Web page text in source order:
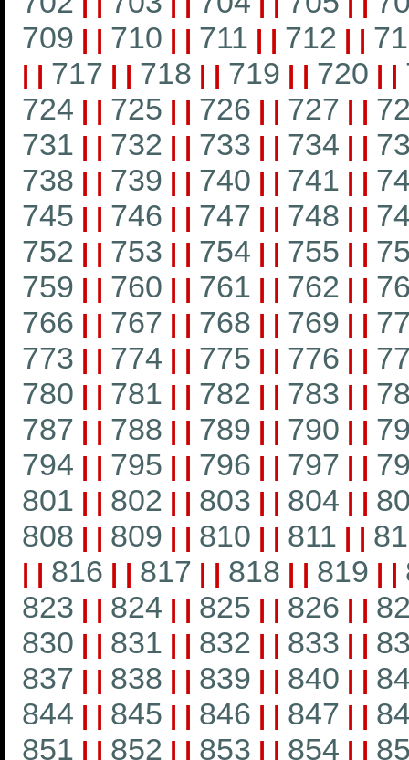
709 | | 710 | | 711 | | 712 | |
| | 717 | | 718 | | 719 | | 720 | |
724 | | 725 | | 726 | | 727 | |
731 | | 732 | | 733 | | 734 | |
738 | | 739 | | 740 | | 741 | |
745 | | 746 | | 747 | | 748 | |
752 | | 753 | | 754 | | 755 | |
759 | | 760 | | 761 | | 762 | |
766 | | 767 | | 768 | | 769 | |
773 | | 774 | | 775 | | 776 | |
780 | | 781 | | 782 | | 783 | |
787 | | 788 | | 789 | | 790 | |
794 | | 795 | | 796 | | 797 | |
801 | | 802 | | 803 | | 804 | |
808 | | 809 | | 810 | | 811 | |
| | 816 | | 817 | | 818 | | 819 | |
823 | | 824 | | 825 | | 826 | |
830 | | 831 | | 832 | | 833 | |
837 | | 838 | | 839 | | 840 | |
844 | | 845 | | 846 | | 847 | |
851 | | 852 | | 853 | | 854 | |